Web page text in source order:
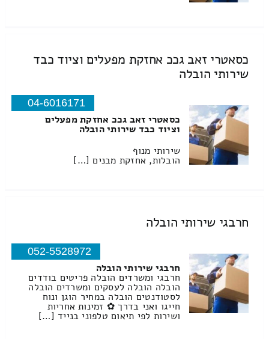
כסאטרי זאב גככ אחזקת מפעלים וציוד כבד
שירותי הובלה
04-6016171
כסאטרי זאב גככ אחזקת מפעלים
וציוד כבד שירותי הובלה
שירותי מנוף
הובלות, אחזקת מבנים […]
חרבגי שירותי הובלה
052-5528972
חרבגי שירותי הובלה
חרבגי ומשרדים הובלה פריטים בודדים
הובלה הובלה לעסקים ומשרדים הובלה
לסטודנטים הובלה במחיר הוגן ונוח
חייגו ואני בדרך ✿ זמינות אחריות
ושירות לפי תיאום טלפוני בנייד […]